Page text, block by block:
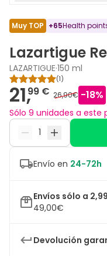
Muy TOP +65Health
Lazartigue
LAZARTIGUE·150 ml
(1)
21,99 € 26,90€ -18%
Sólo 9 unidades a este
Envío en 24-72h
Envíos sólo a
49,00€
Devolución